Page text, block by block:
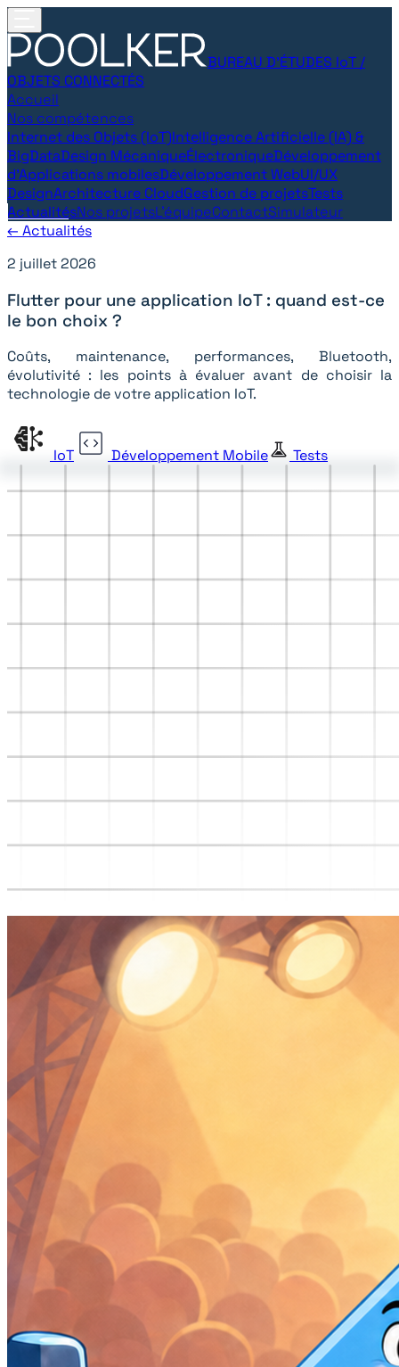
BUREAU D’ÉTUDES IoT /
OBJETS CONNECTÉS
Accueil
Nos compétences
Internet des Objets (IoT)Intelligence Artificielle (IA) &
BigDataDesign MécaniqueÉlectroniqueDéveloppement
d’Applications mobilesDéveloppement WebUI/UX
DesignArchitecture CloudGestion de projetsTests
ActualitésNos projetsL'équipeContactSimulateur
← Actualités
2 juillet 2026
Flutter pour une application IoT : quand est-ce
le bon choix ?
Coûts, maintenance, performances, Bluetooth,
évolutivité : les points à évaluer avant de choisir la
technologie de votre application IoT.
IoT Développement Mobile Tests